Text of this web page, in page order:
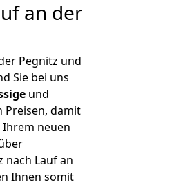
an der
Pegnitz und
Sie bei uns
und
Preisen, damit
neuen
nach Lauf an
Ihnen somit